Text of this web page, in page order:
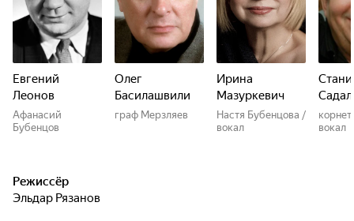
Евгений
Леонов
Афанасий
Бубенцов
Олег
Басилашвили
граф Мерзляев
Ирина
Мазуркевич
Настя Бубенцова /
вокал
вокал
Режиссёр
Эльдар Рязанов